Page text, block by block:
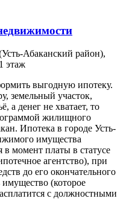
Абаканский район),
этаж
выгодную ипотеку.
земельный участок,
а денег не хватает, то
жилищного
Ипотека в городе Усть-
имущества
в момент платы в статусе
агентство), при
до его окончательного
(которое
с должностными